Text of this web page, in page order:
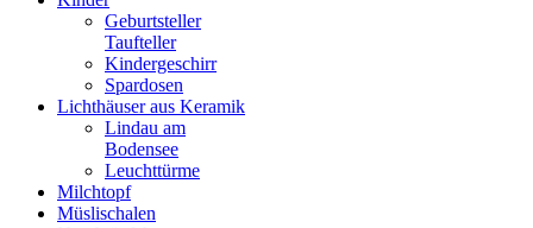
Geburtsteller
Taufteller
Kindergeschirr
Spardosen
Lichthäuser aus Keramik
Lindau am
Bodensee
Leuchttürme
Milchtopf
Müslischalen